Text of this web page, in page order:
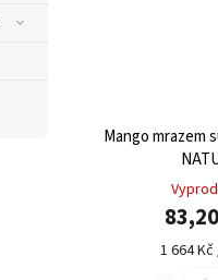
Mango mrazem
1 664